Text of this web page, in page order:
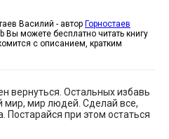
Рассвет - твой враг (СИ) - Горностаев Василий - автор Горностаев
Вы можете бесплатно читать книгу
с описанием, кратким
вернуться. Остальных избавь
мир, мир людей. Сделай все,
Постарайся при этом остаться